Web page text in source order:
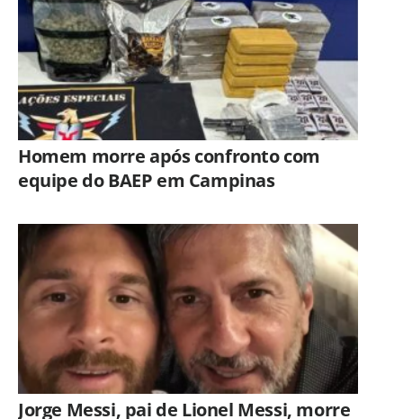
Homem morre após confronto com
equipe do BAEP em Campinas
Jorge Messi, pai de Lionel Messi, morre